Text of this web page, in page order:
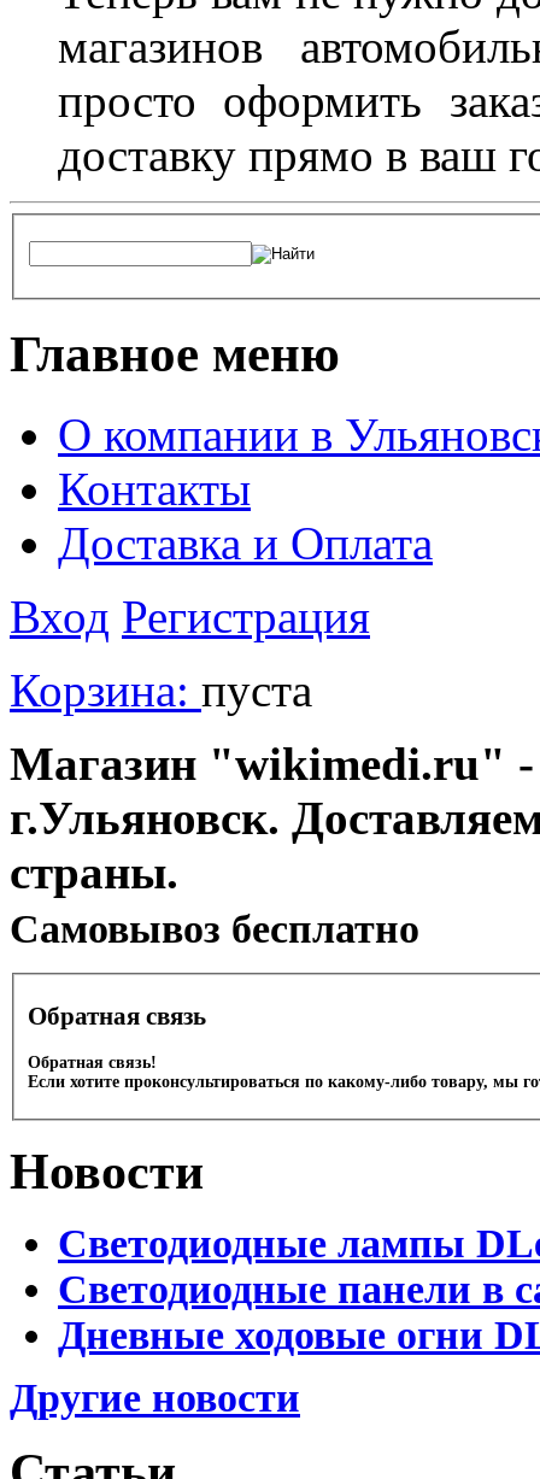
магазинов
просто оформить
доставку прямо в ваш
Главное меню
О компании в
Контакты
Доставка и Оплата
Вход Регистрация
Корзина: пуста
Магазин "wikimedi.ru" -
г.Ульяновск.
страны.
Cамовывоз бесплатно
Обратная связь
Обратная связь!
Если хотите проконсультироваться по какому-либо товару, мы
Новости
Светодиодные лампы
Светодиодные панели в
Дневные ходовые огни
Другие новости